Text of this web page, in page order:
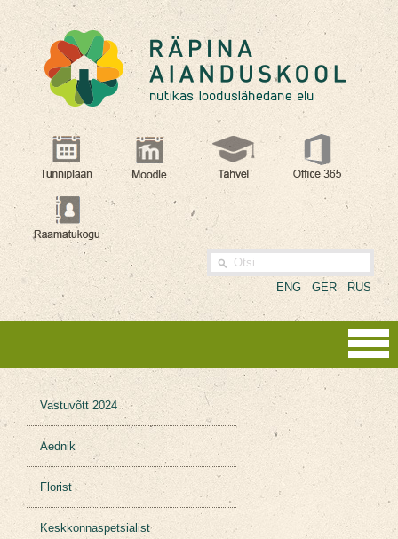
ENG GER RUS
Vastuvõtt 2024
Aednik
Florist
Keskkonnaspetsialist